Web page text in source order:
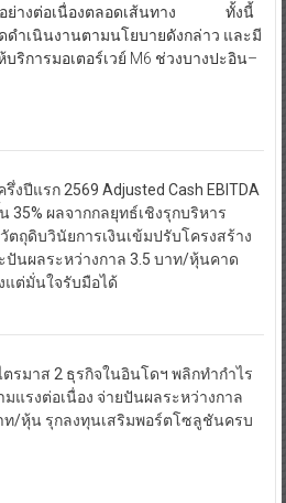
อย่างต่อเนื่องตลอดเส้นทาง ทั้งนี้
ดำเนินงานตามนโยบายดังกล่าว และมี
ริการมอเตอร์เวย์ M6 ช่วงบางปะอิน–
รึ่งปีแรก 2569 Adjusted Cash EBITDA
35% ผลจากกลยุทธ์เชิงรุกบริหาร
ตถุดิบวินัยการเงินเข้มปรับโครงสร้าง
ปันผลระหว่างกาล 3.5 บาท/หุ้นคาด
แต่มั่นใจรับมือได้
ตรมาส 2 ธุรกิจในอินโดฯ พลิกทำกำไร
มแรงต่อเนื่อง จ่ายปันผลระหว่างกาล
ท/หุ้น รุกลงทุนเสริมพอร์ตโซลูชันครบ